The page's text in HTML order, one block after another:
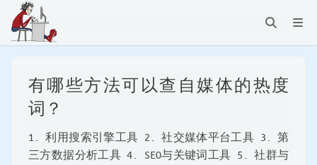
有哪些方法可以查自媒体的热度
词？
1. 利用搜索引擎工具 2. 社交媒体平台工具 3. 第
三方数据分析工具 4. SEO与关键词工具 5. 社群与